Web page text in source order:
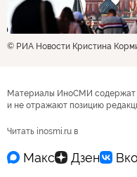
© РИА Новости Кристина
Материалы ИноСМИ содержат
и не отражают позицию
Читать inosmi.ru в